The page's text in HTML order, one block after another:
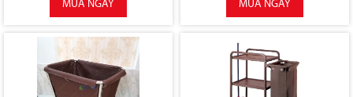
MUA NGAY MUA NGAY